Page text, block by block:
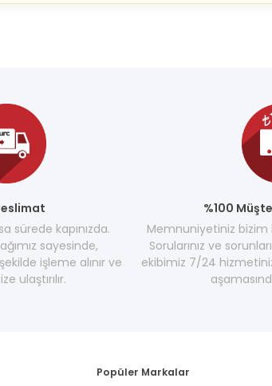
sürede kapınızda.
sayesinde,
işleme alınır ve
ulaştırılır.
%100
Memnuniyetiniz
Sorularınız ve
ekibimiz 7/24
Popüler Markalar